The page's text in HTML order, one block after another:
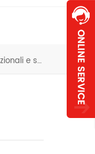
alcuni dei clienti nazionali e stranieri